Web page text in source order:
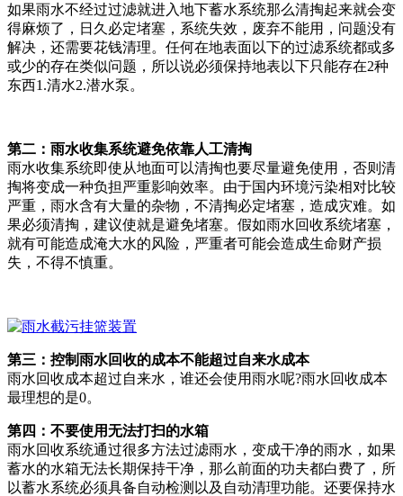
如果雨水不经过过滤就进入地下蓄水系统那么清掏起来就会变
得麻烦了，日久必定堵塞，系统失效，废弃不能用，问题没有
解决，还需要花钱清理。任何在地表面以下的过滤系统都或多
或少的存在类似问题，所以说必须保持地表以下只能存在2种
东西1.清水2.潜水泵。
第二：雨水收集系统避免依靠人工清掏
雨水收集系统即使从地面可以清掏也要尽量避免使用，否则清
掏将变成一种负担严重影响效率。由于国内环境污染相对比较
严重，雨水含有大量的杂物，不清掏必定堵塞，造成灾难。如
果必须清掏，建议使就是避免堵塞。假如雨水回收系统堵塞，
就有可能造成淹大水的风险，严重者可能会造成生命财产损
失，不得不慎重。
第三：控制雨水回收的成本不能超过自来水成本
雨水回收成本超过自来水，谁还会使用雨水呢?雨水回收成本
最理想的是0。
第四：不要使用无法打扫的水箱
雨水回收系统通过很多方法过滤雨水，变成干净的雨水，如果
蓄水的水箱无法长期保持干净，那么前面的功夫都白费了，所
以蓄水系统必须具备自动检测以及自动清理功能。还要保持水